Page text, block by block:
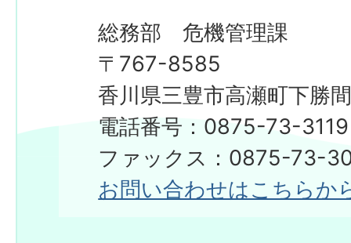
総務部 危機管理課
〒767-8585
香川県三豊市高瀬町下勝
電話番号：0875-73-3119
ファックス：0875-73-
お問い合わせはこちらか